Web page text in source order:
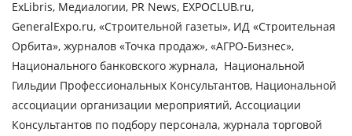
ExLibris, Медиалогии, PR News, EXPOCLUB.ru,
GeneralExpo.ru, «Строительной газеты», ИД «Строительная
Орбита», журналов «Точка продаж», «АГРО-Бизнес»,
Национального банковского журнала, Национальной
Гильдии Профессиональных Консультантов, Национальной
ассоциации организации мероприятий, Ассоциации
Консультантов по подбору персонала, журнала торговой